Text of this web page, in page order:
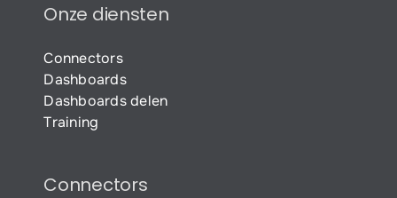
Onze diensten
Connectors
Dashboards
Dashboards delen
Training
Connectors